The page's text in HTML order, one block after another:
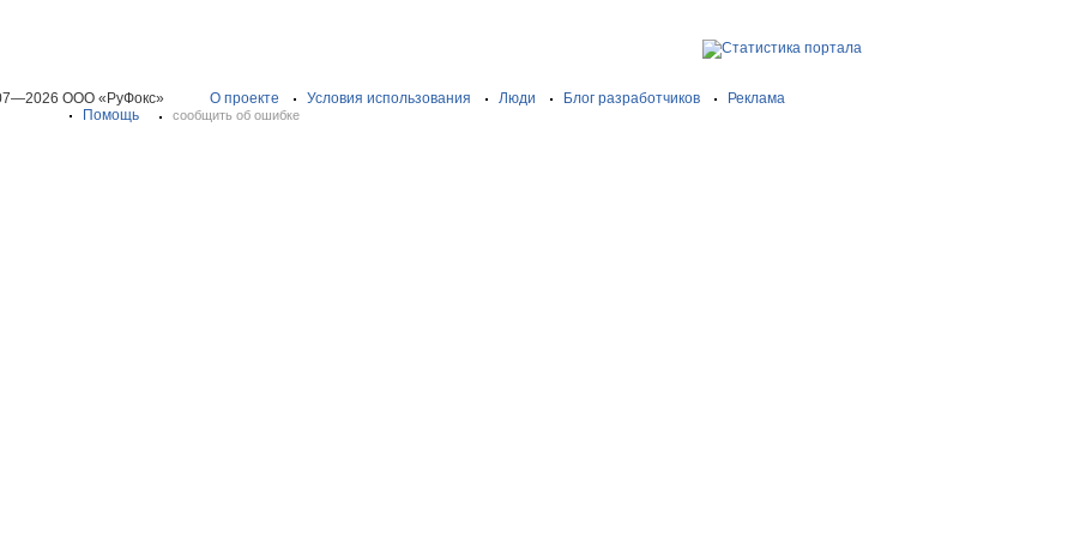
ООО «РуФокс» О проекте Условия использования Люди Блог разработчиков
Реклама
Помощь
сообщить об ошибке